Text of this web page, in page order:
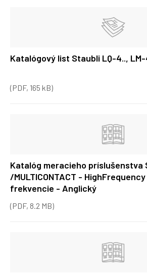
Katalógový list Staubli LQ-4.., LM-
(PDF, 165 kB)
Katalóg meracieho príslušenstva
/MULTICONTACT -
frekvencie - Anglický
(PDF, 8.2 MB)